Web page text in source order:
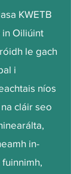
KWETB
in Oiliúint
le gach
i
níos
cláir seo
in-